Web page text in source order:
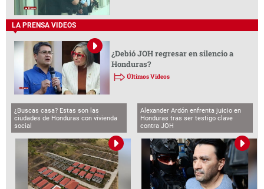
LA PRENSA VIDEOS
¿Debió JOH regresar en silencio a
Honduras?
Últimos Videos
¿Buscas casa? Estas son las
ciudades de Honduras con vivienda
social
Alexander Ardón enfrenta juicio en
Honduras tras ser testigo clave
contra JOH